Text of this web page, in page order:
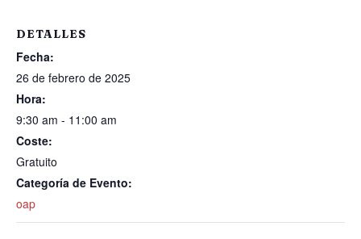
DETALLES
Fecha:
26 de febrero de 2025
Hora:
9:30 am - 11:00 am
Coste:
Gratuito
Categoría de Evento:
oap